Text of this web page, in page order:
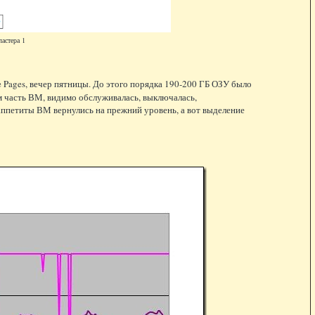
1
вечер пятницы. До этого порядка 190-200 ГБ ОЗУ было
часть ВМ, видимо обслуживалась, выключалась,
ВМ вернулись на прежний уровень, а вот выделение